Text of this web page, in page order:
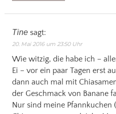
Tine sagt:
20. Mai 2016 um 23:50 Uhr
Wie witzig, die habe ich –
Ei – vor ein paar Tagen erst
dann auch mal mit
der Geschmack von Banane
Nur sind meine Pfannkuchen